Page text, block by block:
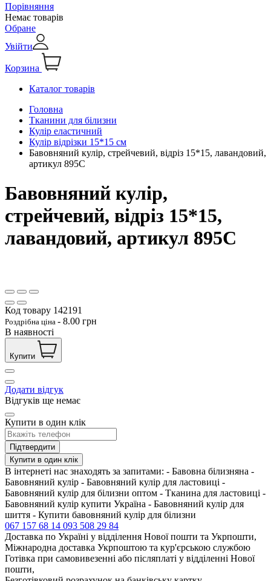
Порівняння
Немає товарів
Обране
Увійти
Корзина
Каталог товарів
Головна
Тканини для білизни
Кулір еластичний
Кулір відрізки 15*15 см
Бавовняний кулір, стрейчевий, відріз 15*15, лавандовий,
артикул 895С
Бавовняний кулір,
стрейчевий, відріз 15*15,
лавандовий, артикул 895С
Код товару 142191
Роздрібна ціна - 8.00 грн
В наявності
Купити
Додати відгук
Відгуків ще немає
Купити в один клік
Підтвердити
Купити в один клік
В інтернеті нас знаходять за запитами: - Бавовна білизняна -
Бавовняний кулір - Бавовняний кулір для ластовиці -
Бавовняний кулір для білизни оптом - Тканина для ластовиці -
Бавовняний кулір купити Україна - Бавовняний кулір для
шиття - Купити бавовняний кулір для білизни
067 157 68 14 093 508 29 84
Доставка по Україні у відділення Нової пошти та Укрпошти,
Міжнародна доставка Укрпоштою та кур'єрською службою
Готівка при самовивезенні або післяплаті у відділенні Нової
пошти,